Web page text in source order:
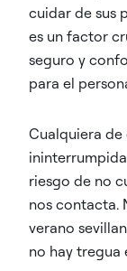
cuidar de sus
es un factor
seguro y
para el
Cualquiera de
riesgo de no
nos contacta.
verano
no hay tregua